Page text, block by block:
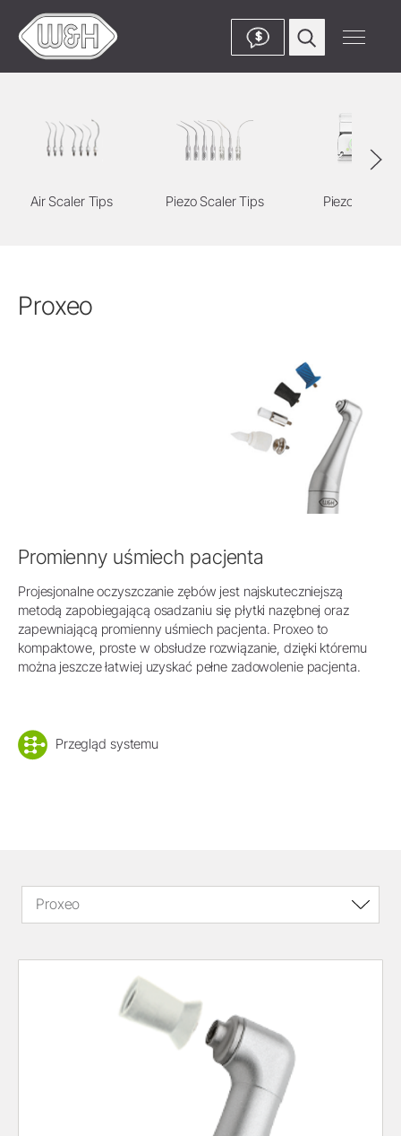
$
Air Scaler Tips Piezo Scaler Tips Piezo Scaler
Proxeo
Promienny uśmiech pacjenta
Projesjonalne oczyszczanie zębów jest najskuteczniejszą
metodą zapobiegającą osadzaniu się płytki nazębnej oraz
zapewniającą promienny uśmiech pacjenta. Proxeo to
kompaktowe, proste w obsłudze rozwiązanie, dzięki któremu
można jeszcze łatwiej uzyskać pełne zadowolenie pacjenta.
Przegląd systemu
Proxeo